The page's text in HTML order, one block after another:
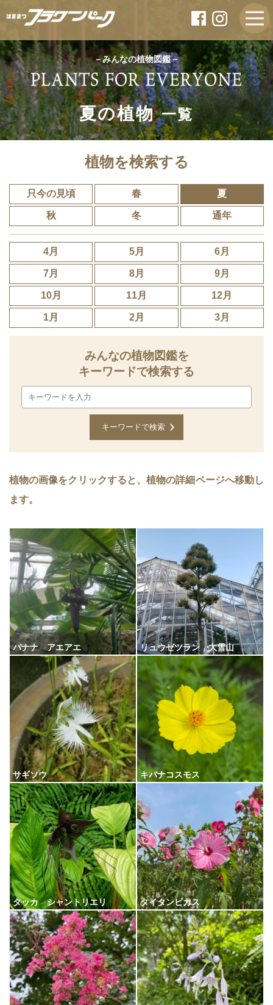
－みんなの植物図鑑－
夏の植物一覧
植物を検索する
只今の見頃 春 夏
秋 冬 通年
4月 5月 6月
7月 8月 9月
10月 11月 12月
1月 2月 3月
みんなの植物図鑑を
キーワードで検索する
植物の画像をクリックすると、植物の詳細ページへ移動し
ます。
バナナ アエアエ リュウゼツラン 大雪山
サギソウ キバナコスモス
タッカ シャントリエリ タイタンビカス